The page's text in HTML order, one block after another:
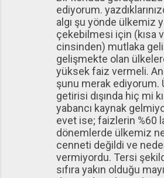
ediyorum.
algı şu yönde ülkemiz
çekebilmesi için (kısa
cinsinden) mutlaka
gelişmekte olan
yüksek faiz vermeli.
şunu merak ediyorum.
getirisi dışında hiç mi
yabancı kaynak
evet ise; faizlerin %60
dönemlerde ülkemiz
cenneti değildi ve
vermiyordu. Tersi
sıfıra yakın olduğu